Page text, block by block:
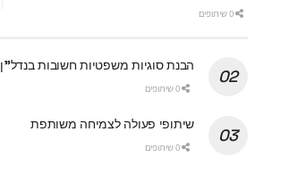
הבנת סוגיות משפטיות חשובות בנדל"ן
שיתופי פעולה לצמיחה משותפת